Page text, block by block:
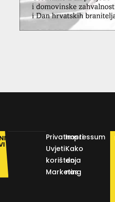
Privatnosti
Uvjeti
korištenja
Marketing
Impressum
Kako
do
nas